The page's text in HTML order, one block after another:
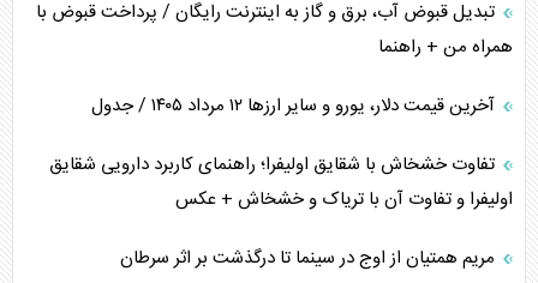
تبدیل قبوض آب، برق و گاز به اینترنت رایگان / پرداخت قبوض با
همراه من + راهنما
آخرین قیمت دلار، یورو و سایر ارز‌ها ۱۲ مرداد ۱۴۰۵ / جدول
تفاوت خشخاش با شقایق اولیفرا؛ راهنمای کاربرد دارویی شقایق
اولیفرا و تفاوت آن با تریاک و خشخاش + عکس
مریم همتیان از اوج در سینما تا درگذشت بر اثر سرطان